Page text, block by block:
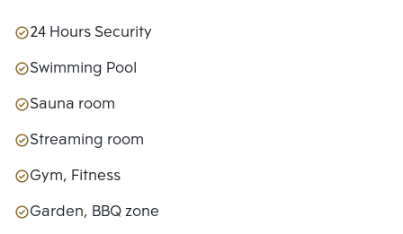
24 Hours Security
Swimming Pool
Sauna room
Streaming room
Gym, Fitness
Garden, BBQ zone